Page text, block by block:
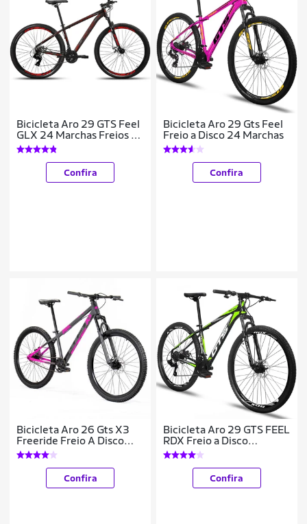
Bicicleta Aro 29 GTS Feel
GLX 24 Marchas Freios A
Disco
Confira
Bicicleta Aro 29 Gts Feel
Freio a Disco 24 Marchas
Confira
Bicicleta Aro 26 Gts X3
Freeride Freio A Disco
Coroa Unica
Confira
Bicicleta Aro 29 GTS FEEL
RDX Freio a Disco
Hidráulico 24 Marchas
Confira